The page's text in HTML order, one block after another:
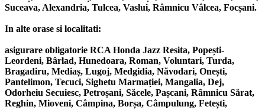
Suceava, Alexandria, Tulcea, Vaslui, Râmnicu Vâlcea, Focșani.
In alte orase si localitati:
asigurare obligatorie RCA Honda Jazz Resita, Popești-
Leordeni, Bârlad, Hunedoara, Roman, Voluntari, Turda,
Bragadiru, Mediaș, Lugoj, Medgidia, Năvodari, Onești,
Pantelimon, Tecuci, Sighetu Marmației, Mangalia, Dej,
Odorheiu Secuiesc, Petroșani, Săcele, Pașcani, Râmnicu Sărat,
Reghin, Mioveni, Câmpina, Borșa, Câmpulung, Fetești,